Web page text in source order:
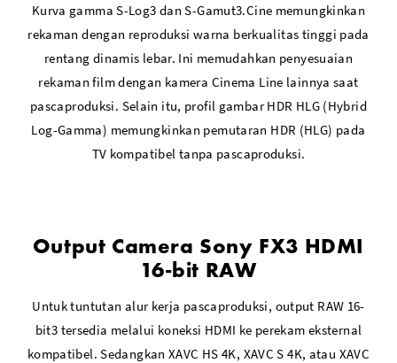
Kurva gamma S-Log3 dan S-Gamut3.Cine memungkinkan
rekaman dengan reproduksi warna berkualitas tinggi pada
rentang dinamis lebar. Ini memudahkan penyesuaian
rekaman film dengan kamera Cinema Line lainnya saat
pascaproduksi. Selain itu, profil gambar HDR HLG (Hybrid
Log-Gamma) memungkinkan pemutaran HDR (HLG) pada
TV kompatibel tanpa pascaproduksi.
Output Camera Sony FX3 HDMI
16-bit RAW
Untuk tuntutan alur kerja pascaproduksi, output RAW 16-
bit3 tersedia melalui koneksi HDMI ke perekam eksternal
kompatibel. Sedangkan XAVC HS 4K, XAVC S 4K, atau XAVC